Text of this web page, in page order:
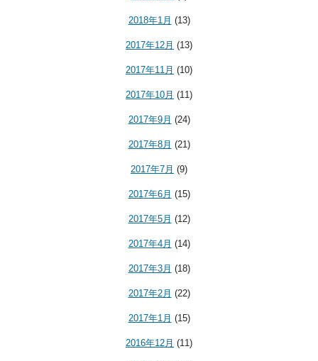
2018年1月 (13)
2017年12月 (13)
2017年11月 (10)
2017年10月 (11)
2017年9月 (24)
2017年8月 (21)
2017年7月 (9)
2017年6月 (15)
2017年5月 (12)
2017年4月 (14)
2017年3月 (18)
2017年2月 (22)
2017年1月 (15)
2016年12月 (11)